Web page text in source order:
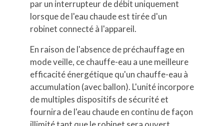
par un interrupteur de débit uniquement
lorsque de l'eau chaude est tirée d'un
robinet connecté à l'appareil.
En raison de l'absence de préchauffage en
mode veille, ce chauffe-eau a une meilleure
efficacité énergétique qu'un chauffe-eau à
accumulation (avec ballon). L'unité incorpore
de multiples dispositifs de sécurité et
fournira de l'eau chaude en continu de façon